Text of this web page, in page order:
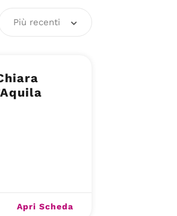
Più recenti
Apri Scheda